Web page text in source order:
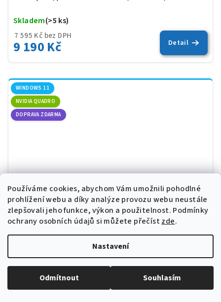
Používáme cookies, abychom Vám umožnili pohodlné
prohlížení webu a díky analýze provozu webu neustále
zlepšovali jeho funkce, výkon a použitelnost. Podmínky
ochrany osobních údajů si můžete přečíst zde.
Nastavení
Odmítnout Souhlasím
7 595 Kč bez DPH
9 190 Kč
Skladem(>5 ks)
5,0
z
5
Detail
WINDOWS 11
NVIDIA QUADRO
DOPRAVA ZDARMA
HP Zbook Firefly 15 G8 | i7-1165G7 | 16GB | 512GB
SSD | 15,6" FHD | Win 11
Intel Core i7-1165G7 (12M Cache, up to 4.70 GHz), 4 Core,